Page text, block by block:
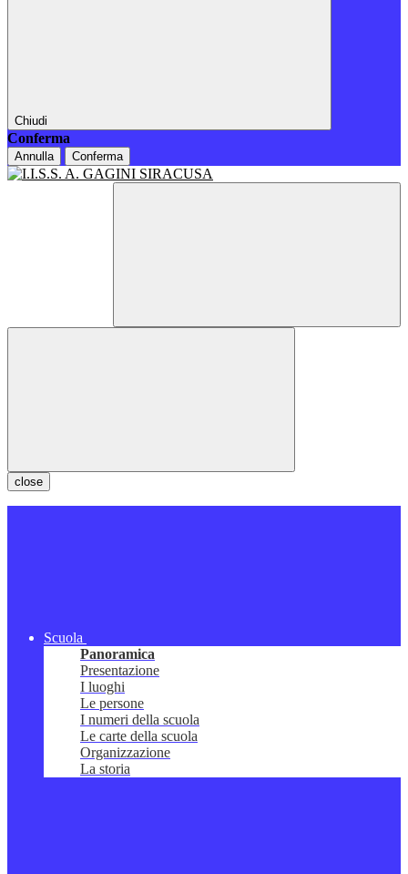
Chiudi
Conferma
Annulla Conferma
close
Scuola
Panoramica
Presentazione
I luoghi
Le persone
I numeri della scuola
Le carte della scuola
Organizzazione
La storia